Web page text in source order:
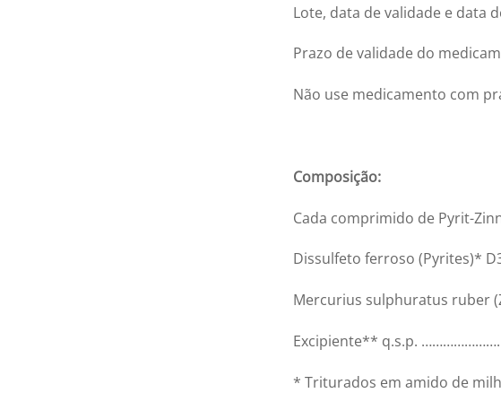
Lote, data de validade e data
Prazo de validade do
Não use medicamento com
Composição:
Cada comprimido de Pyrit-
Dissulfeto ferroso
Mercurius sulphuratus
Excipiente** q.s.p.
* Triturados em amido de